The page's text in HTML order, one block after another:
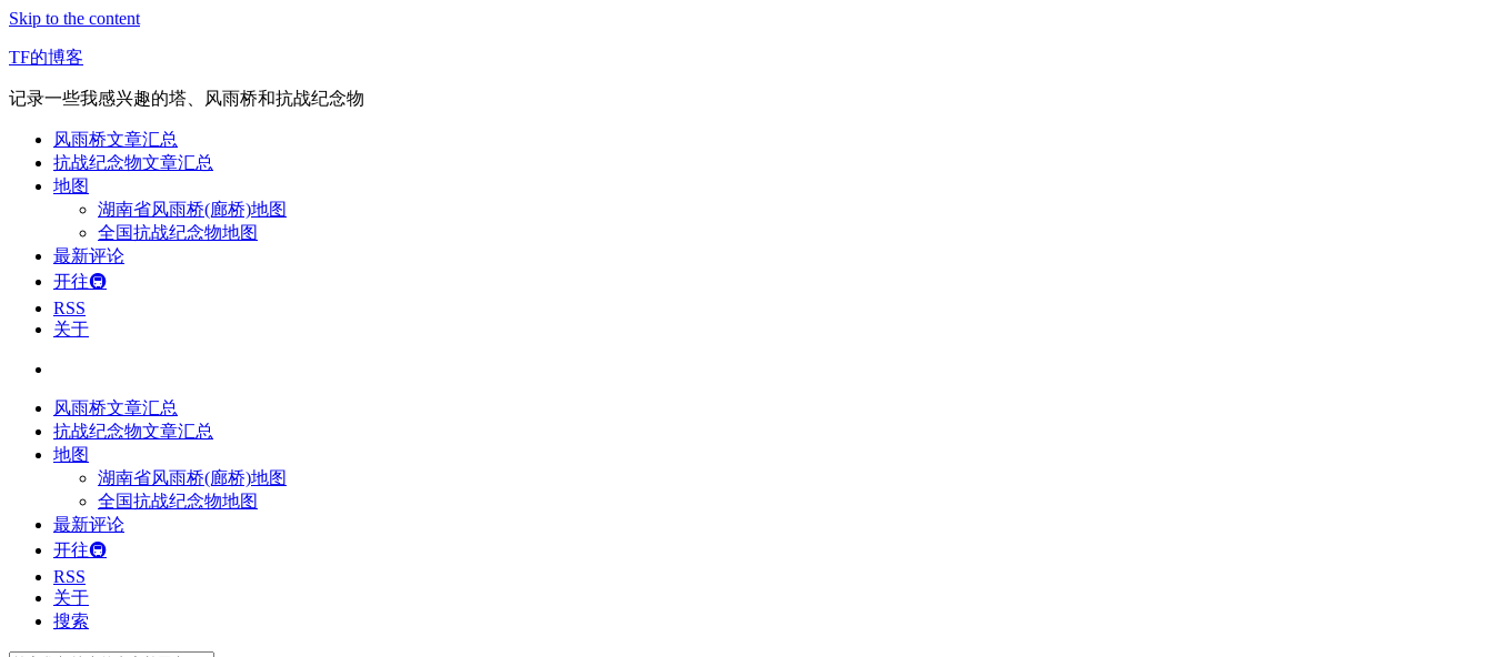
Skip to the content
TF的博客
记录一些我感兴趣的塔、风雨桥和抗战纪念物
风雨桥文章汇总
抗战纪念物文章汇总
地图
湖南省风雨桥(廊桥)地图
全国抗战纪念物地图
最新评论
开往🚇
RSS
关于
风雨桥文章汇总
抗战纪念物文章汇总
地图
湖南省风雨桥(廊桥)地图
全国抗战纪念物地图
最新评论
开往🚇
RSS
关于
搜索